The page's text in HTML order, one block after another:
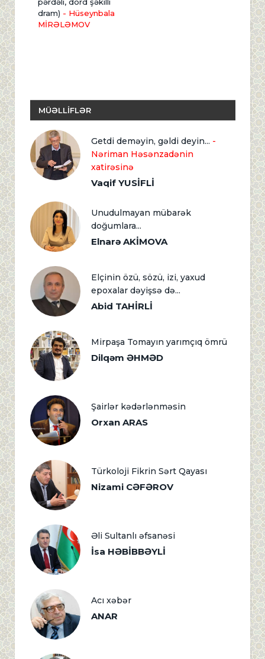
dram) - Hüseynbala
MİRƏLƏMOV
MÜƏLLİFLƏR
Getdi deməyin, gəldi deyin... -
Nəriman Həsənzadənin
xatirəsinə
Vaqif YUSİFLİ
Unudulmayan mübarək
doğumlara...
Elnarə AKİMOVA
Elçinin özü, sözü, izi, yaxud
epoxalar dəyişsə də...
Abid TAHİRLİ
Mirpaşa Tomayın yarımçıq ömrü
Dilqəm ƏHMƏD
Şairlər kədərlənməsin
Orxan ARAS
Türkoloji Fikrin Sərt Qayası
Nizami CƏFƏROV
Əli Sultanlı əfsanəsi
İsa HƏBİBBƏYLİ
Acı xəbər
ANAR